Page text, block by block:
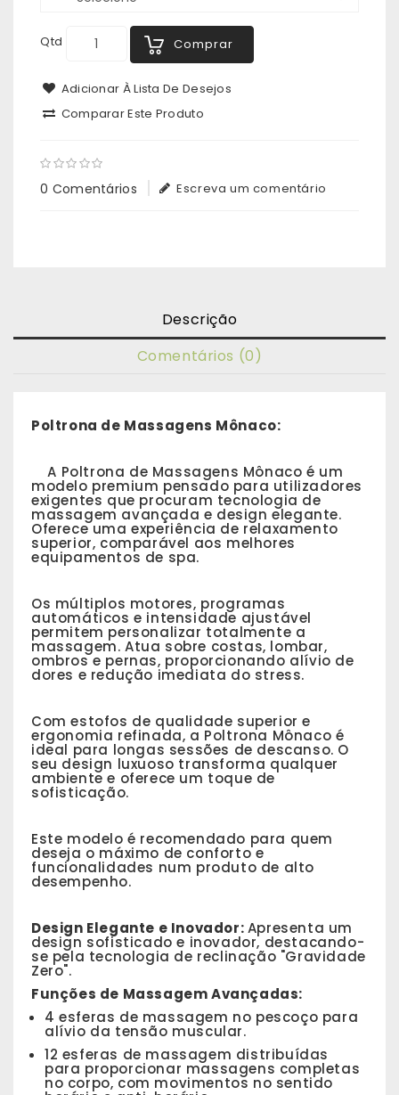
Qtd Comprar
Adicionar À Lista De Desejos
Comparar Este Produto
0 Comentários Escreva um comentário
Descrição
Comentários (0)
Poltrona de Massagens Mônaco:
A Poltrona de Massagens Mônaco é um
modelo premium pensado para utilizadores
exigentes que procuram tecnologia de
massagem avançada e design elegante.
Oferece uma experiência de relaxamento
superior, comparável aos melhores
equipamentos de spa.
Os múltiplos motores, programas
automáticos e intensidade ajustável
permitem personalizar totalmente a
massagem. Atua sobre costas, lombar,
ombros e pernas, proporcionando alívio de
dores e redução imediata do stress.
Com estofos de qualidade superior e
ergonomia refinada, a Poltrona Mônaco é
ideal para longas sessões de descanso. O
seu design luxuoso transforma qualquer
ambiente e oferece um toque de
sofisticação.
Este modelo é recomendado para quem
deseja o máximo de conforto e
funcionalidades num produto de alto
desempenho.
Design Elegante e Inovador:Apresenta um
design sofisticado e inovador, destacando-
se pela tecnologia de reclinação "Gravidade
Zero".
Funções de Massagem Avançadas:
4 esferas de massagem no pescoço para
alívio da tensão muscular.
12 esferas de massagem distribuídas
para proporcionar massagens completas
no corpo, com movimentos no sentido